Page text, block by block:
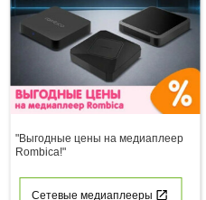
"Выгодные цены на медиаплеер
Rombica!"
Сетевые медиаплееры